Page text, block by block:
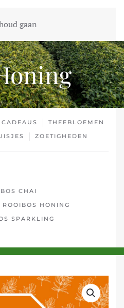
gaan
CADEAUS
THEEBLOEMEN
ZOETIGHEDEN
CHAI
ROOIBOS HONING
SPARKLING